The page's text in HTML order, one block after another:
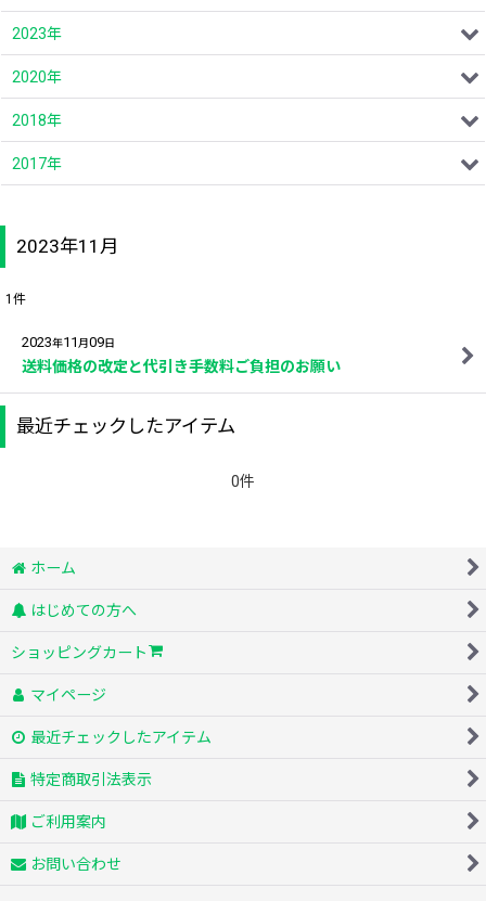
2023年11月
1 件
2023年11 月09日
送料価格の改定と代引き手数料ご負担のお願い
2023年
2020年
2018年
2017年
最近チェックしたアイテム
0件
ホーム
はじめての方へ
ショッピングカート
マイページ
最近チェックしたアイテム
特定商取引法表示
ご利用案内
お問い合わせ